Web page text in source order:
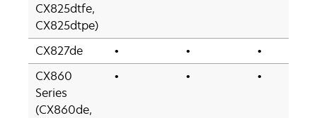
CX825dtfe,
CX825dtpe)
CX827de • •
•
CX860
Series
(CX860de,
• • •